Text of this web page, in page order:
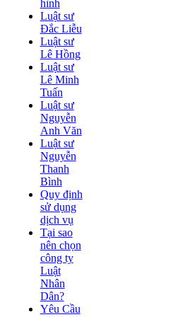
hình
Luật sư
Đắc Liễu
Luật sư
Lê Hồng
Luật sư
Lê Minh
Tuấn
Luật sư
Nguyễn
Anh Văn
Luật sư
Nguyễn
Thanh
Bình
Quy định
sử dụng
dịch vụ
Tại sao
nên chọn
công ty
Luật
Nhân
Dân?
Yêu Cầu